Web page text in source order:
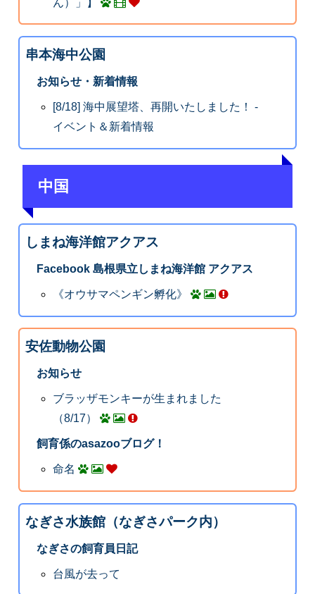
串本海中公園
お知らせ・新着情報
[8/18] 海中展望塔、再開いたしました！ -
イベント＆新着情報
中国
しまね海洋館アクアス
Facebook 島根県立しまね海洋館 アクアス
《オウサマペンギン孵化》
安佐動物公園
お知らせ
ブラッザモンキーが生まれました
（8/17）
飼育係のasazooブログ！
命名
なぎさ水族館（なぎさパーク内）
なぎさの飼育員日記
台風が去って